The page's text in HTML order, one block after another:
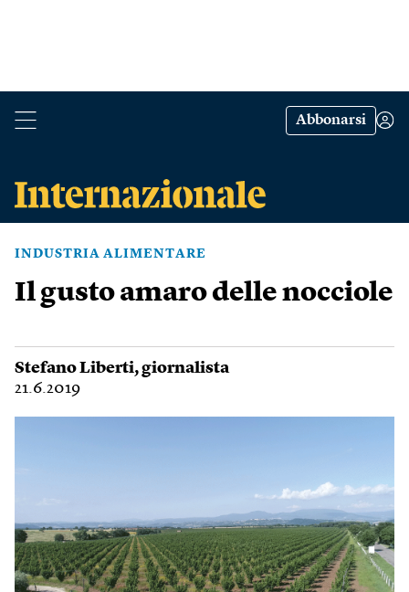
Abbonarsi
INDUSTRIA ALIMENTARE
Il gusto amaro delle nocciole
Stefano Liberti, giornalista
21.6.2019